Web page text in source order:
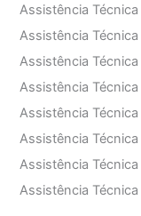
Assistência
Assistência
Assistência
Assistência
Assistência
Assistência
Assistência
Assistência